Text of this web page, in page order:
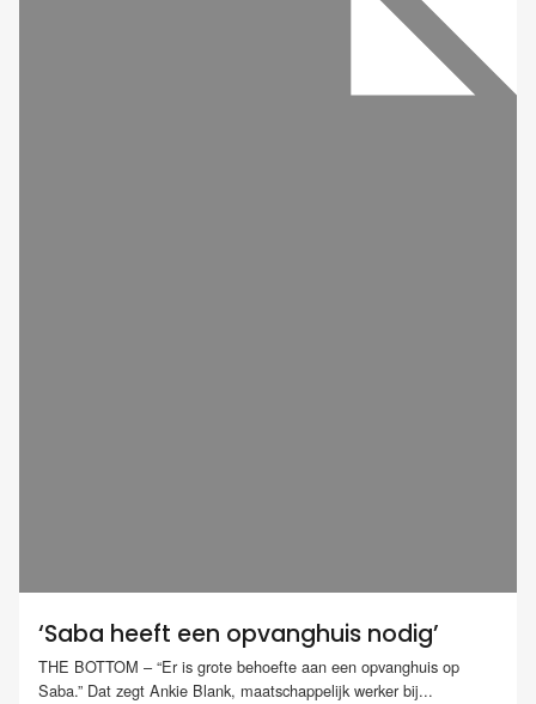
‘Saba heeft een opvanghuis nodig’
THE BOTTOM – “Er is grote behoefte aan een opvanghuis op
Saba.” Dat zegt Ankie Blank, maatschappelijk werker bij...